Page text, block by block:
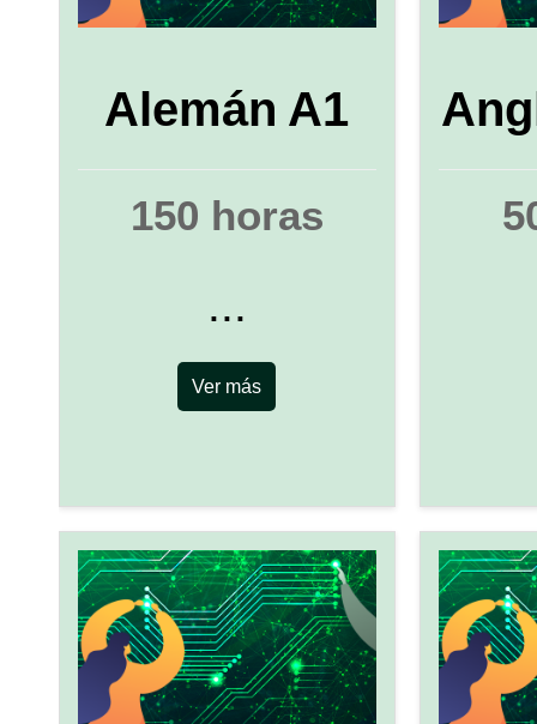
Alemán A1
150 horas
...
Ver más